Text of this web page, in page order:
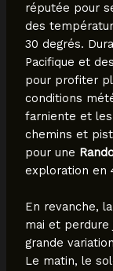
réputée pour
des
30 degrés.
Pacifique et
pour profiter
conditions
farniente et
chemins et
pour une
exploration en
En revanche, la
mai et perdure
grande
Le matin, le